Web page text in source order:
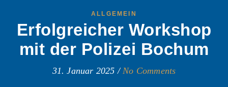
ALLGEMEIN
Erfolgreicher Workshop
mit der Polizei Bochum
31. Januar 2025 / No Comments